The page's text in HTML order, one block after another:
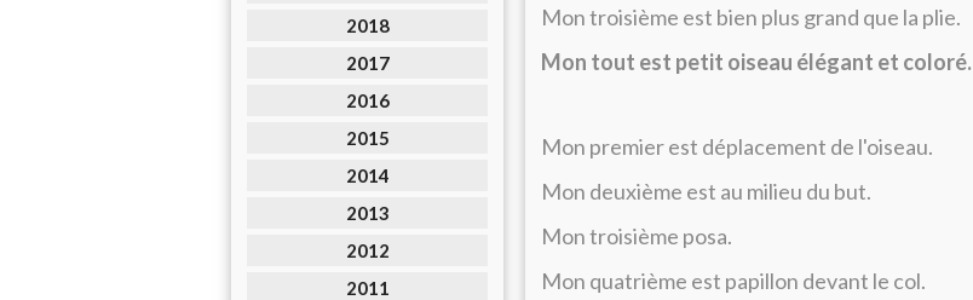
2018
2017
2016
2015
2014
2013
2012
2011
Mon troisième est bien plus grand que la plie.
Mon tout est petit oiseau élégant et coloré.
Mon premier est déplacement de l'oiseau.
Mon deuxième est au milieu du but.
Mon troisième posa.
Mon quatrième est papillon devant le col.